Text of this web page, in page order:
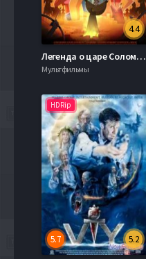
4.4
Легенда о царе Соломоне (2017)
Мультфильмы
HDRip
5.2
5.7